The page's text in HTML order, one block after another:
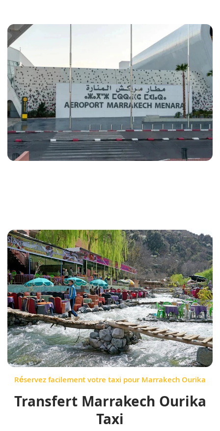
Réservez facilement votre taxi pour Marrakech Ourika
Transfert Marrakech Ourika
Taxi